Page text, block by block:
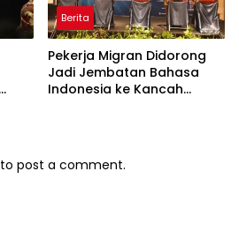
Berita
Pekerja Migran Didorong
Jadi Jembatan Bahasa
Indonesia ke Kancah
to post a comment.